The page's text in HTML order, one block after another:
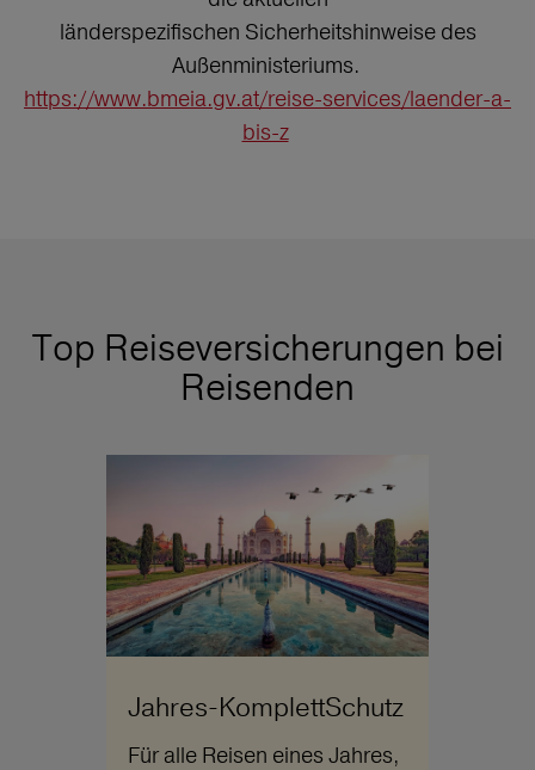
länderspezifischen Sicherheitshinweise des
Außenministeriums.
https://www.bmeia.gv.at/reise-services/laender-a-
bis-z
Top Reiseversicherungen bei
Reisenden
Jahres-KomplettSchutz
Für alle Reisen eines Jahres,